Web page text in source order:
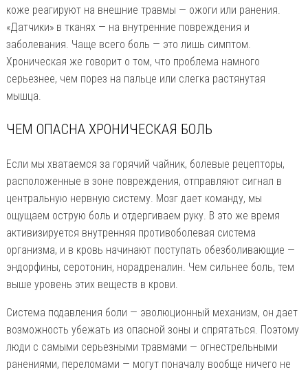
коже реагируют на внешние травмы — ожоги или ранения.
«Датчики» в тканях — на внутренние повреждения и
заболевания. Чаще всего боль — это лишь симптом.
Хроническая же говорит о том, что проблема намного
серьезнее, чем порез на пальце или слегка растянутая
мышца.
ЧЕМ ОПАСНА ХРОНИЧЕСКАЯ БОЛЬ
Если мы хватаемся за горячий чайник, болевые рецепторы,
расположенные в зоне повреждения, отправляют сигнал в
центральную нервную систему. Мозг дает команду, мы
ощущаем острую боль и отдергиваем руку. В это же время
активизируется внутренняя противоболевая система
организма, и в кровь начинают поступать обезболивающие —
эндорфины, серотонин, норадреналин. Чем сильнее боль, тем
выше уровень этих веществ в крови.
Система подавления боли — эволюционный механизм, он дает
возможность убежать из опасной зоны и спрятаться. Поэтому
люди с самыми серьезными травмами — огнестрельными
ранениями, переломами — могут поначалу вообще ничего не